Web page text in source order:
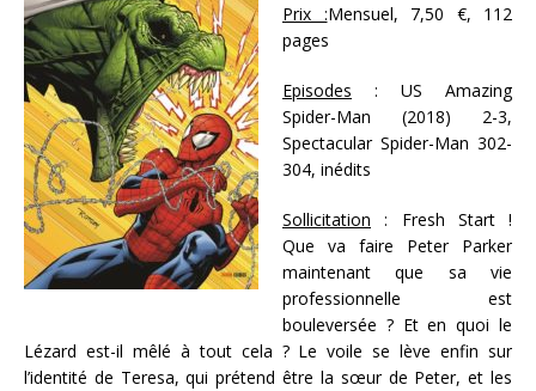
Prix :Mensuel, 7,50 €, 112
pages
Episodes : US Amazing
Spider-Man (2018) 2-3,
Spectacular Spider-Man 302-
304, inédits
Sollicitation : Fresh Start !
Que va faire Peter Parker
maintenant que sa vie
professionnelle est
bouleversée ? Et en quoi le
Lézard est-il mêlé à tout cela ? Le voile se lève enfin sur
l’identité de Teresa, qui prétend être la sœur de Peter, et les